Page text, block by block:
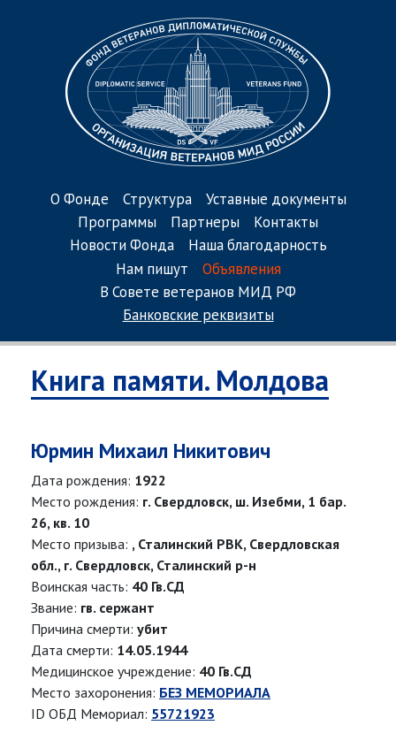
О Фонде Структура
Уставные документы
Программы
Партнеры
Контакты
Новости Фонда
Наша благодарность
Нам пишут
Объявления
В Совете ветеранов МИД РФ
Банковские реквизиты
Книга памяти. Молдова
Юрмин Михаил Никитович
Дата рождения: 1922
Место рождения: г. Свердловск, ш. Изебми, 1 бар.
26, кв. 10
Место призыва: , Сталинский РВК, Свердловская
обл., г. Свердловск, Сталинский р-н
Воинская часть: 40 Гв.СД
Звание: гв. сержант
Причина смерти: убит
Дата смерти: 14.05.1944
Медицинское учреждение: 40 Гв.СД
Место захоронения: БЕЗ МЕМОРИАЛА
ID ОБД Мемориал: 55721923